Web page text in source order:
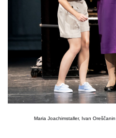
Maria Joachimstaller, Ivan